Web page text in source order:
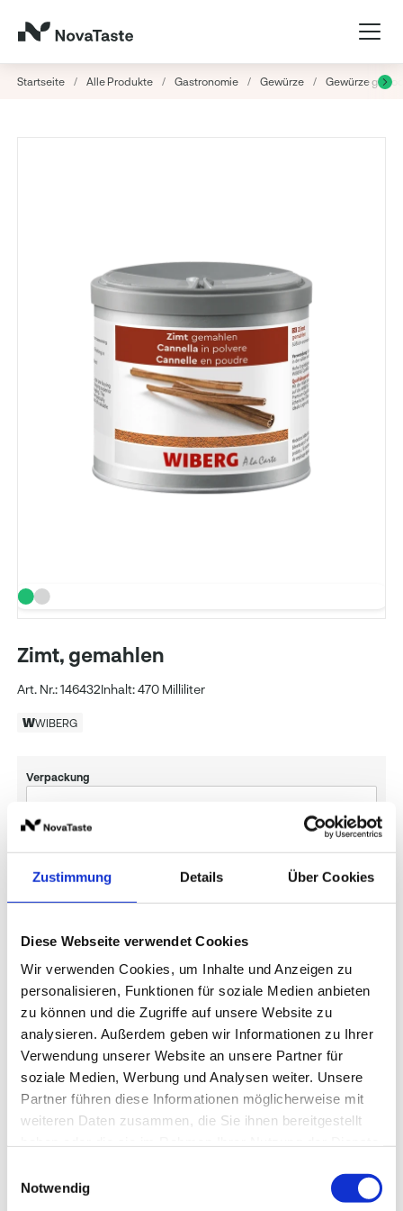
Zustimmung Details Über Cookies
Diese Webseite verwendet Cookies
Wir verwenden Cookies, um Inhalte und Anzeigen zu
personalisieren, Funktionen für soziale Medien anbieten
zu können und die Zugriffe auf unsere Website zu
analysieren. Außerdem geben wir Informationen zu Ihrer
Verwendung unserer Website an unsere Partner für
soziale Medien, Werbung und Analysen weiter. Unsere
Partner führen diese Informationen möglicherweise mit
weiteren Daten zusammen, die Sie ihnen bereitgestellt
Notwendig
Startseite / Alle Produkte / Gastronomie / Gewürze / Gewürze
Zimt, gemahlen
Art. Nr.: 146432Inhalt: 470 Milliliter
WIBERG
Verpackung
Preise und Verfügbarkeit sehen unsere
eingeloggten Geschäftskunden.
Beschreibung Produktinformationen Lagerung
Beschreibung
Einst war Zimt sagenumwoben und unbezahlbar teuer.
Es kursierten phantasievolle Geschichten um seine
preisgeben wollten. Das kostbare Gewürz kann auf eine
lange Geschichte zurückblicken, in China ist es bereits
Produktinformationen
Kulinarische Bestimmung
ideal zum Abschmecken und Finishen in der süßen und
Lagerung und Verpackung
Lagerung
Geschlossen und trocken lagern!
Verpackung
Nährwertangaben je 100 g
Energie 317 kcal / 1.332 kJ
-davon gesättigte Fettsäuren 0,9 g